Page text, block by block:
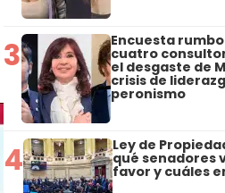
3 Encuesta rumbo
cuatro
el desgaste de
crisis de
peronismo
4 Ley de
qué senadores
favor y cuáles